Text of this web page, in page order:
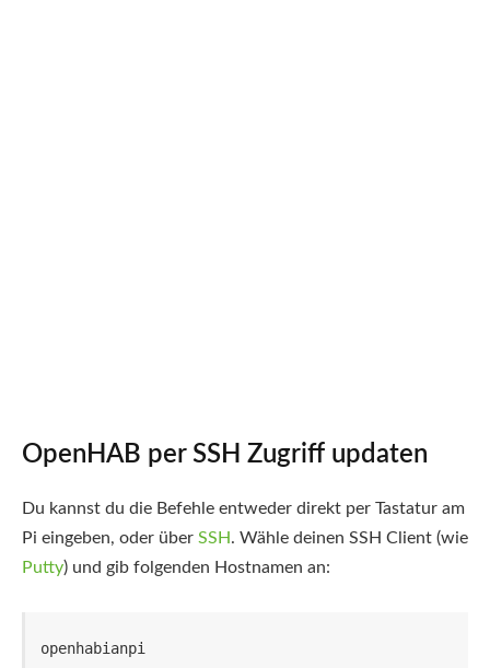
OpenHAB per SSH Zugriff updaten
Du kannst du die Befehle entweder direkt per Tastatur am
Pi eingeben, oder über SSH. Wähle deinen SSH Client (wie
Putty) und gib folgenden Hostnamen an:
openhabianpi